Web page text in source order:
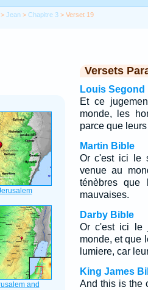
>Jean >Chapitre 3 > Verset 19
Versets
Louis Segond
Et ce
monde, les
parce que
Martin Bible
Or c'est ici le
venue au
ténèbres que
mauvaises.
Darby Bible
Or c'est ici le
monde, et que
lumiere, car
King James
And this is the